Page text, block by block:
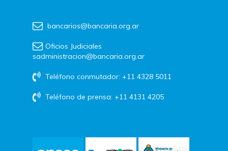
bancarios@bancaria.org.ar
Oficios Judiciales
sadministracion@bancaria.org.ar
Teléfono conmutador: +11 4328 5011
Teléfono de prensa: +11 4131 4205